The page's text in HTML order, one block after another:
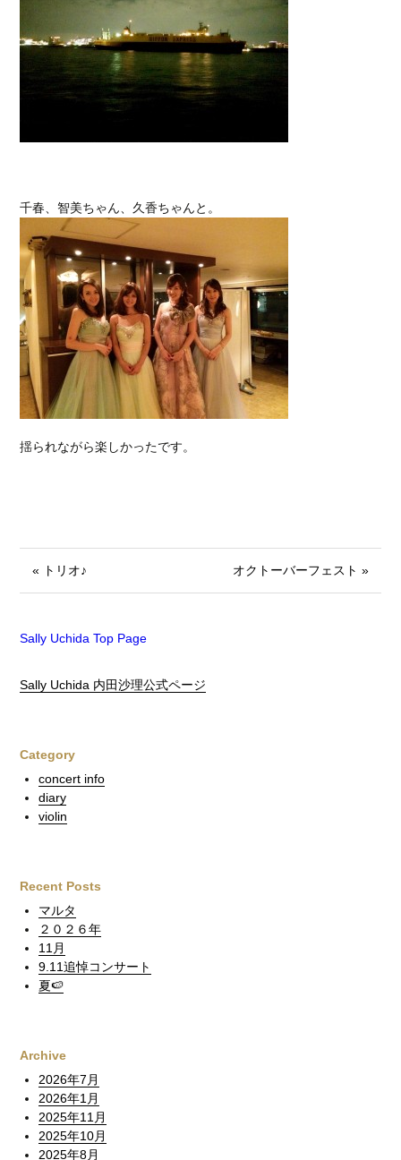
千春、智美ちゃん、久香ちゃんと。
揺られながら楽しかったです。
« トリオ♪ オクトーバーフェスト »
Sally Uchida Top Page
Sally Uchida 内田沙理公式ページ
Category
concert info
diary
violin
Recent Posts
マルタ
２０２６年
11月
9.11追悼コンサート
夏🍉
Archive
2026年7月
2026年1月
2025年11月
2025年10月
2025年8月